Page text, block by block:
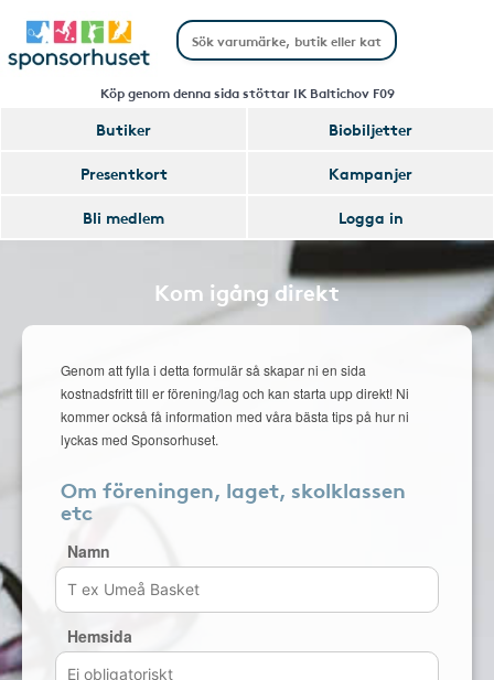
Köp genom denna sida stöttar IK Baltichov F09
Butiker
Biobiljetter
Presentkort
Kampanjer
Bli medlem
Logga in
Kom igång direkt
Genom att fylla i detta formulär så skapar ni en sida
kostnadsfritt till er förening/lag och kan starta upp direkt! Ni
kommer också få information med våra bästa tips på hur ni
lyckas med Sponsorhuset.
Om föreningen, laget, skolklassen
etc
Namn
Hemsida